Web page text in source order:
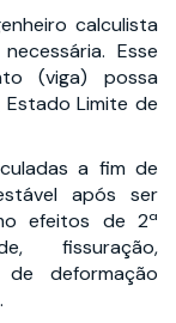
calculista
Esse
(viga) possa
Limite de
a fim de
após ser
efeitos de 2ª
fissuração,
deformação